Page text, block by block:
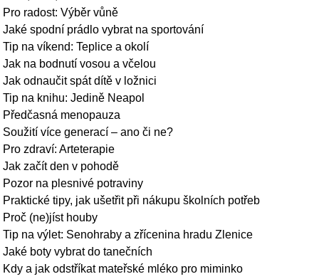
Pro radost: Výběr vůně
Jaké spodní prádlo vybrat na sportování
Tip na víkend: Teplice a okolí
Jak na bodnutí vosou a včelou
Jak odnaučit spát dítě v ložnici
Tip na knihu: Jedině Neapol
Předčasná menopauza
Soužití více generací – ano či ne?
Pro zdraví: Arteterapie
Jak začít den v pohodě
Pozor na plesnivé potraviny
Praktické tipy, jak ušetřit při nákupu školních potřeb
Proč (ne)jíst houby
Tip na výlet: Senohraby a zřícenina hradu Zlenice
Jaké boty vybrat do tanečních
Kdy a jak odstříkat mateřské mléko pro miminko